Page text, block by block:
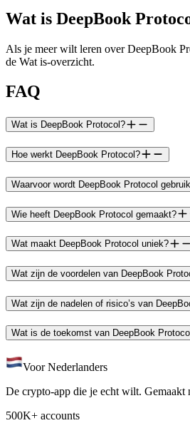
Wat is DeepBook
Als je meer wilt leren over DeepBook
de Wat is-overzicht.
FAQ
Wat is DeepBook Protocol?
Hoe werkt DeepBook Protocol?
Waarvoor wordt DeepBook Protocol
Wie heeft DeepBook Protocol gemaakt?
Wat maakt DeepBook Protocol uniek?
Wat zijn de voordelen van DeepBook
Wat zijn de nadelen of risico’s van
Wat is de toekomst van DeepBook
Voor Nederlanders
De crypto-app die je echt wilt. Gemaakt
500K+ accounts